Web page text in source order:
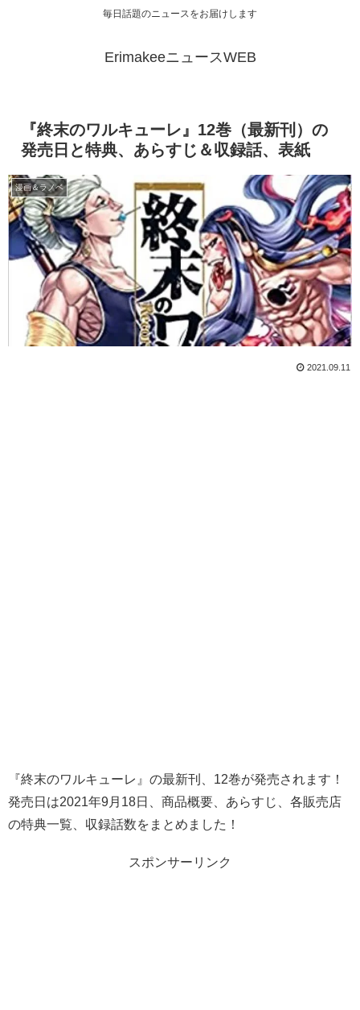
毎日話題のニュースをお届けします
ErimakeeニュースWEB
『終末のワルキューレ』12巻（最新刊）の
発売日と特典、あらすじ＆収録話、表紙
漫画＆ラノベ
2021.09.11
『終末のワルキューレ』の最新刊、12巻が発売されます！
発売日は2021年9月18日、商品概要、あらすじ、各販売店
の特典一覧、収録話数をまとめました！
スポンサーリンク